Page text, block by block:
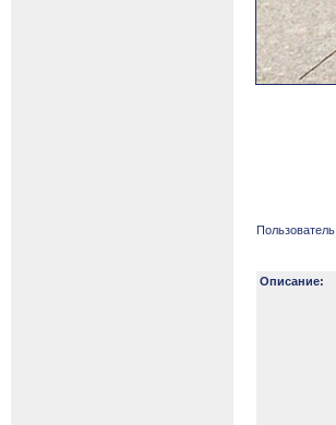
Пользователь
Описание: